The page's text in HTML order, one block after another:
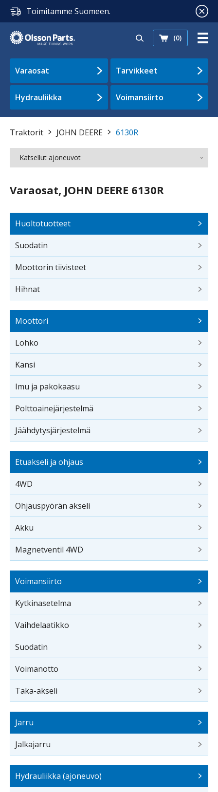
Toimitamme Suomeen.
(0)
Varaosat Tarvikkeet
Hydrauliikka Voimansiirto
Traktorit JOHN DEERE 6130R
Katsellut ajoneuvot
Varaosat, JOHN DEERE 6130R
Huoltotuotteet
Suodatin
Moottorin tiivisteet
Hihnat
Moottori
Lohko
Kansi
Imu ja pakokaasu
Polttoainejärjestelmä
Jäähdytysjärjestelmä
Etuakseli ja ohjaus
4WD
Ohjauspyörän akseli
Akku
Magnetventil 4WD
Voimansiirto
Kytkinasetelma
Vaihdelaatikko
Suodatin
Voimanotto
Taka-akseli
Jarru
Jalkajarru
Hydrauliikka (ajoneuvo)